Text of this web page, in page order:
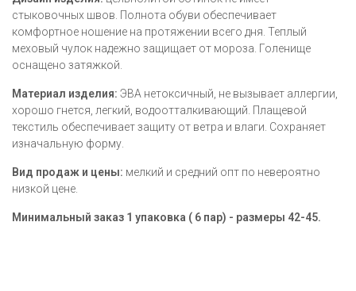
стыковочных швов. Полнота обуви обеспечивает
комфортное ношение на протяжении всего дня. Теплый
меховый чулок надежно защищает от мороза. Голенище
оснащено затяжкой.
Материал изделия: ЭВА нетоксичный, не вызывает аллергии,
хорошо гнется, легкий, водоотталкивающий. Плащевой
текстиль обеспечивает защиту от ветра и влаги. Сохраняет
изначальную форму.
Вид продаж и цены: мелкий и средний опт по невероятно
низкой цене.
Минимальный заказ 1 упаковка ( 6 пар) - размеры 42-45.